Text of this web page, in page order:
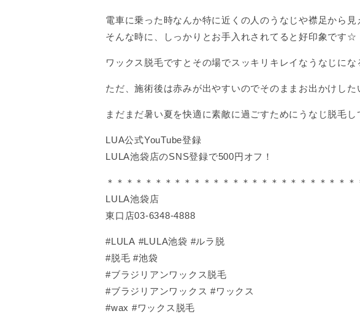
電車に乗った時なんか特に近くの人のうなじや襟足から
そんな時に、しっかりとお手入れされてると好印象です☆
ワックス脱毛ですとその場でスッキリキレイなうなじに
ただ、施術後は赤みが出やすいのでそのままお出かけした
まだまだ暑い夏を快適に素敵に過ごすためにうなじ脱毛し
LUA公式YouTube登録
LULA池袋店のSNS登録で500円オフ！
＊＊＊＊＊＊＊＊＊＊＊＊＊＊＊＊＊＊＊＊＊＊＊＊＊＊
LULA池袋店
東口店03-6348-4888
#LULA #LULA池袋 #ルラ脱
#脱毛 #池袋
#ブラジリアンワックス脱毛
#ブラジリアンワックス #ワックス
#wax #ワックス脱毛